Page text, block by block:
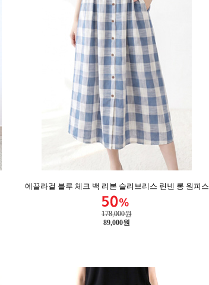
에끌라걸 블루 체크 백 리본 슬리브리스 린넨 롱 원피스
178,000원
89,000원